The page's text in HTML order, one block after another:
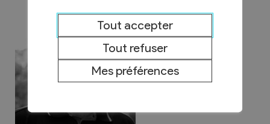
Tout accepter
Tout refuser
Mes préférences